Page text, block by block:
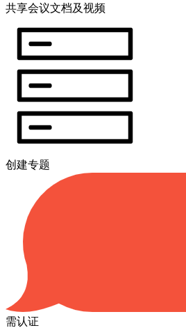
共享会议文档及视频
创建专题
需认证